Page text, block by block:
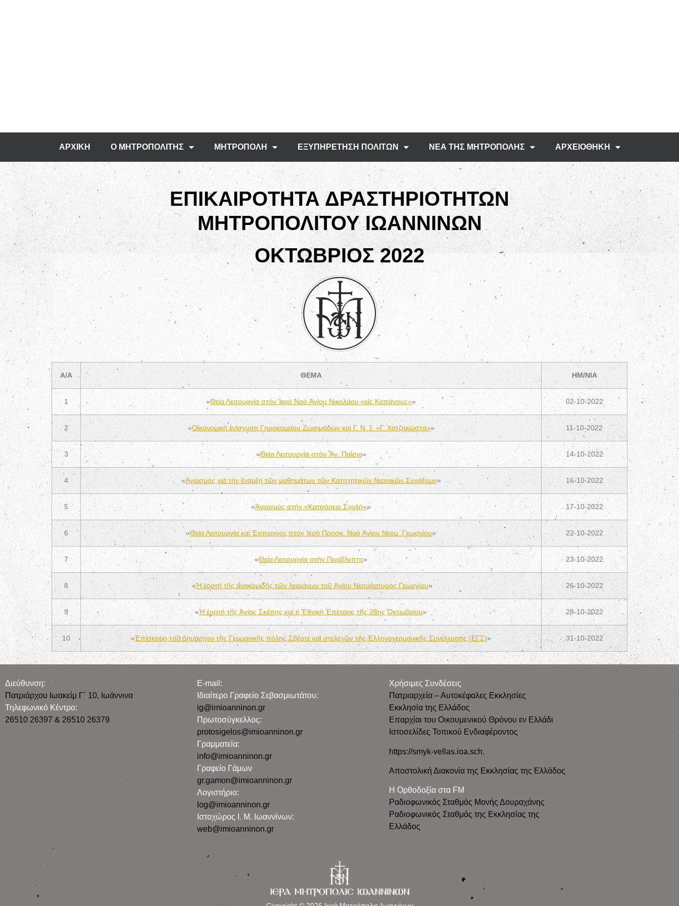
ΑΡΧΙΚΗ Ο ΜΗΤΡΟΠΟΛΙΤΗΣ ΜΗΤΡΟΠΟΛΗ ΕΞΥΠΗΡΕΤΗΣΗ ΠΟΛΙΤΩΝ ΝΕΑ ΤΗΣ ΜΗΤΡΟΠΟΛΗΣ ΑΡΧΕΙΟΘΗΚΗ
ΕΠΙΚΑΙΡΟΤΗΤΑ ΔΡΑΣΤΗΡΙΟΤΗΤΩΝ
ΜΗΤΡΟΠΟΛΙΤΟΥ ΙΩΑΝΝΙΝΩΝ
ΟΚΤΩΒΡΙΟΣ 2022
Α/Α ΘΕΜΑ ΗΜ/ΝΙΑ
1 «Θεία Λειτουργία στόν Ἱερό Ναό Ἁγίου Νικολάου «εἰς Κοπάνους»» 02-10-2022
2 «Οἰκονομική ἐνίσχυση Γηροκομείου Ζωσιμάδων καί Γ. Ν. Ἰ. «Γ. Χατζηκώστα»» 11-10-2022
3 «Θεία Λειτουργία στόν Ἅγ. Παΐσιο» 14-10-2022
4 «Ἁγιασμός γιά τήν ἔναρξη τῶν μαθημάτων τῶν Κατηχητικῶν Νεανικῶν Συνάξεων» 16-10-2022
5 «Ἁγιασμός στήν «Κατσάρειο Σχολή»» 17-10-2022
6 «Θεία Λειτουργία καί Ἑσπερινός στόν Ἱερό Προσκ. Ναό Ἁγίου Νεομ. Γεωργίου» 22-10-2022
7 «Θεία Λειτουργία στήν Περίβλεπτο» 23-10-2022
8 «Ἡ ἑορτή τῆς ἀνακομιδῆς τῶν λειψάνων τοῦ Ἁγίου Νεομάρτυρος Γεωργίου» 26-10-2022
9 «Ἡ ἑορτή τῆς Ἁγίας Σκέπης καί ἡ Ἐθνική Ἐπέτειος τῆς 28ης Ὀκτωβρίου» 28-10-2022
10 «Ἐπίσκεψη τοῦ Δημάρχου τῆς Γερμανικῆς πόλης Σβέρτε καί στελεχῶν τῆς Ἑλληνογερμανικῆς Συνέλευσης (ΕΓΣ)» 31-10-2022
Διεύθυνση:
Πατριάρχου Ιωακείμ Γ΄ 10, Iωάννινα
Τηλεφωνικό Κέντρο:
26510 26397 & 26510 26379
E-mail:
Iδιαίτερο Γραφείο Σεβασμιωτάτου:
ig@imioanninon.gr
Πρωτοσύγκελλος:
protosigelos@imioanninon.gr
Γραμματεία:
info@imioanninon.gr
Γραφείο Γάμων
gr.gamon@imioanninon.gr
Λογιστήριο:
log@imioanninon.gr
Ιστοχώρος Ι. Μ. Ιωαννίνων:
web@imioanninon.gr
Χρήσιμες Συνδέσεις
Πατριαρχεία – Αυτοκέφαλες Εκκλησίες
Εκκλησία της Ελλάδος
Επαρχίαι του Οικουμενικού Θρόνου εν Ελλάδι
Ιστοσελίδες Τοπικού Ενδιαφέροντος
https://smyk-vellas.ioa.sch.
Αποστολική Διακονία της Εκκλησίας της Ελλάδος
Η Ορθοδοξία στα FM
Ραδιοφωνικός Σταθμός Μονής Δουραχάνης
Ραδιοφωνικός Σταθμός της Εκκλησίας της
Ελλάδος